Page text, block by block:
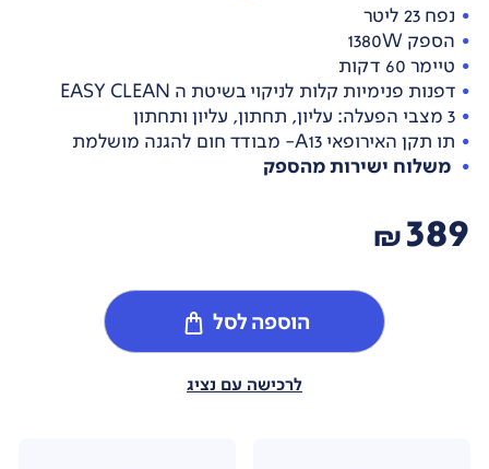
נפח 23 ליטר
הספק 1380W
טיימר 60 דקות
דפנות פנימיות קלות לניקוי בשיטת ה EASY CLEAN
3 מצבי הפעלה: עליון, תחתון, עליון ותחתון
תו תקן האירופאי A13- מבודד חום להגנה מושלמת
משלוח ישירות מהספק
389
₪
הוספה לסל
לרכישה עם נציג